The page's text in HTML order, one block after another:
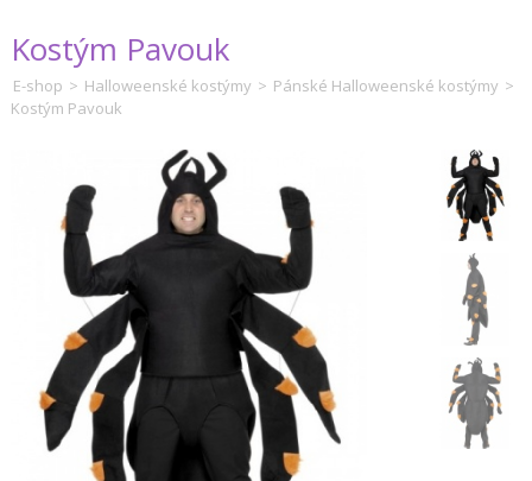
Kostým Pavouk
E-shop > Halloweenské kostýmy > Pánské Halloweenské kostýmy >
Kostým Pavouk